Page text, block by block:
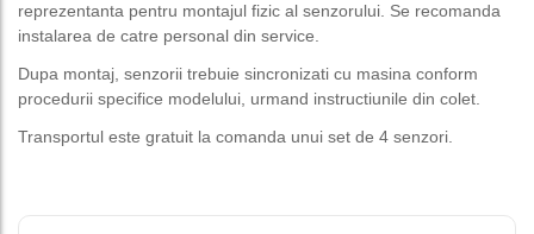
reprezentanta pentru montajul fizic al senzorului. Se recomanda
instalarea de catre personal din service.
Dupa montaj, senzorii trebuie sincronizati cu masina conform
procedurii specifice modelului, urmand instructiunile din colet.
Transportul este gratuit la comanda unui set de 4 senzori.